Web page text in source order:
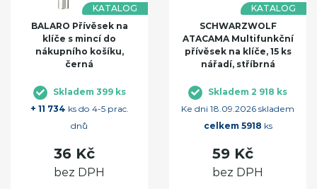
KATALOG
BALARO Přívěsek na
klíče s mincí do
nákupního košíku,
černá
Skladem 399 ks
+ 11 734 ks do 4-5 prac.
dnů
36 Kč
bez DPH
KATALOG
SCHWARZWOLF
ATACAMA Multifunkční
přívěsek na klíče, 15 ks
nářadí, stříbrná
Skladem 2 918 ks
Ke dni 18.09.2026 skladem
celkem 5918 ks
59 Kč
bez DPH